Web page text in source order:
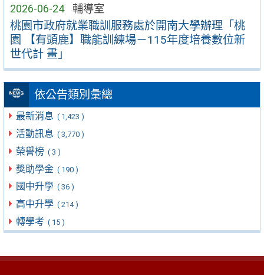
2026-06-24 輔導室
桃園市政府就業職訓服務處於開南大學辦理「桃
園 【有頭鹿】職能訓練場－115年度培養數位新
世代計 畫」
依公告類別彙總
最新消息 ( 1,423 )
活動訊息 ( 3,770 )
榮譽榜 ( 3 )
獎助學金 ( 190 )
國中升學 ( 36 )
高中升學 ( 214 )
轉學考 ( 15 )